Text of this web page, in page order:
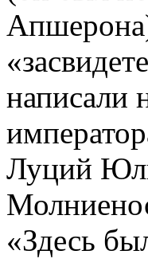
написали
Луций
«Здесь